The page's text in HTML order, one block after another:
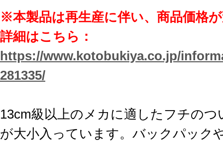
※本製品は再生産に伴い、商品価格
詳細はこちら：
https://www.kotobukiya.co.jp/
281335/
13cm級以上のメカに適したフチの
が大小入っています。バックパック